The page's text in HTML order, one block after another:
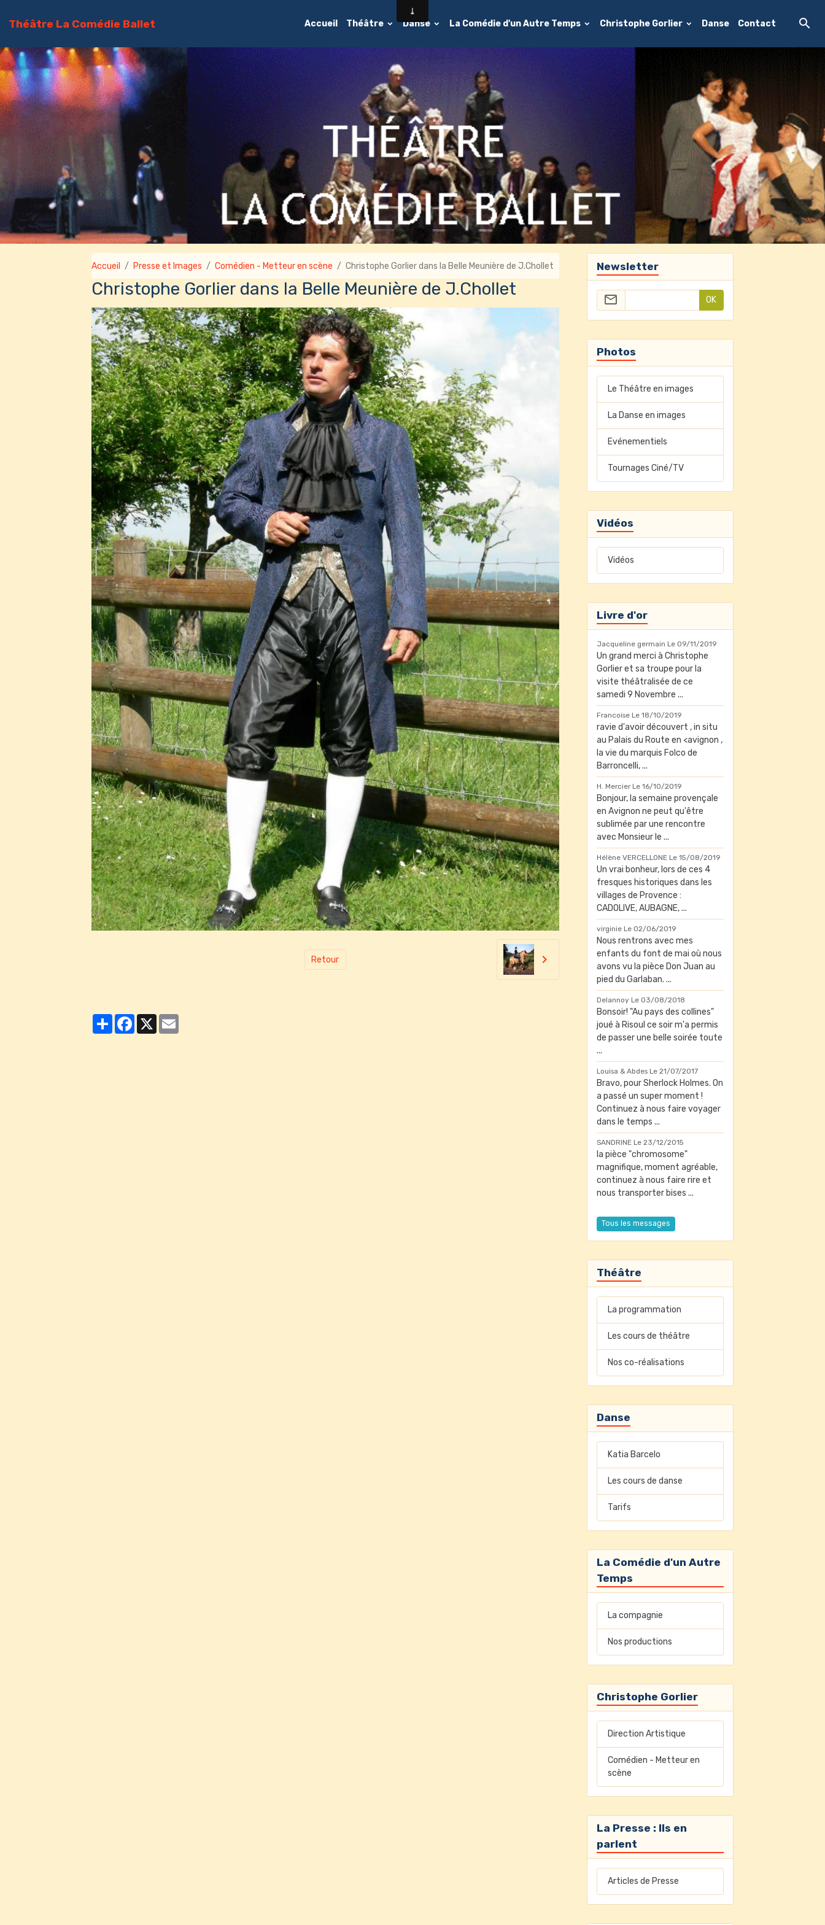
Théâtre La Comédie Ballet Accueil Théâtre Danse La Comédie d'un Autre Temps Christophe Gorlier Danse Contact
Accueil Presse et Images Comédien - Metteur en scène Christophe Gorlier dans la Belle Meunière de J.Chollet
Christophe Gorlier dans la Belle Meunière de J.Chollet
Retour
PartagerFacebook
X
Newsletter
OK
Photos
Le Théâtre en images
La Danse en images
Evénementiels
Tournages Ciné/TV
Vidéos
Vidéos
Livre d'or
Jacqueline germain Le 09/11/2019
Un grand merci à Christophe
Gorlier et sa troupe pour la
visite théâtralisée de ce
samedi 9 Novembre ...
Francoise Le 18/10/2019
ravie d'avoir découvert , in situ
au Palais du Route en <avignon ,
la vie du marquis Folco de
Barroncelli, ...
H. Mercier Le 16/10/2019
Bonjour, la semaine provençale
en Avignon ne peut qu'être
sublimée par une rencontre
avec Monsieur le ...
Hélène VERCELLONE Le 15/08/2019
Un vrai bonheur, lors de ces 4
fresques historiques dans les
villages de Provence :
CADOLIVE, AUBAGNE, ...
virginie Le 02/06/2019
Nous rentrons avec mes
enfants du font de mai où nous
avons vu la pièce Don Juan au
pied du Garlaban. ...
Delannoy Le 03/08/2018
Bonsoir! "Au pays des collines"
joué à Risoul ce soir m'a permis
de passer une belle soirée toute
...
Louisa & Abdes Le 21/07/2017
Bravo, pour Sherlock Holmes. On
a passé un super moment !
Continuez à nous faire voyager
dans le temps ...
SANDRINE Le 23/12/2015
la pièce "chromosome"
magnifique, moment agréable,
continuez à nous faire rire et
nous transporter bises ...
Tous les messages
Théâtre
La programmation
Les cours de théâtre
Nos co-réalisations
Danse
Katia Barcelo
Les cours de danse
Tarifs
La Comédie d'un Autre
Temps
La compagnie
Nos productions
Christophe Gorlier
Direction Artistique
Comédien - Metteur en
scène
La Presse : Ils en
parlent
Articles de Presse